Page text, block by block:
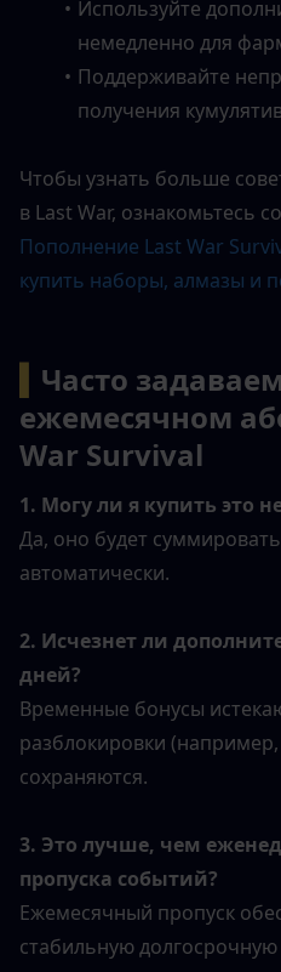
Используйте
немедленно для
Поддерживайте
получения
Чтобы узнать больше
в Last War, ознакомьтесь
Пополнение Last War
купить наборы, алмазы и
Часто
ежемесячном
War Survival
1. Могу ли я купить это
Да, оно будет
автоматически.
2. Исчезнет ли
дней?
Временные бонусы
разблокировки
сохраняются.
3. Это лучше, чем
пропуска событий?
Ежемесячный пропуск
стабильную долгосрочную